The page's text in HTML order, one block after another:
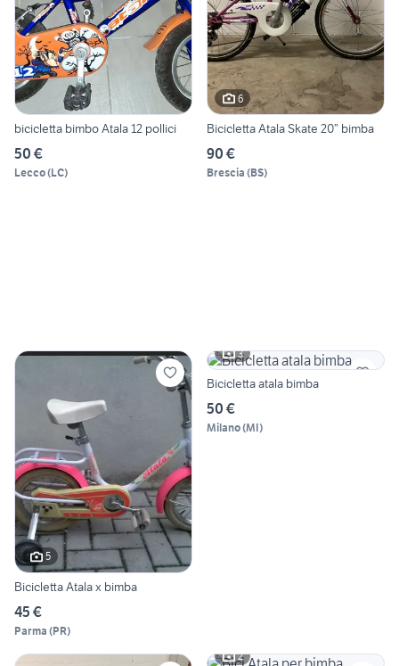
bicicletta bimbo Atala 12 pollici
50 €
Lecco(LC)
6
Bicicletta Atala Skate 20” bimba
90 €
Brescia (BS)
5
Bicicletta Atala x bimba
45 €
Parma (PR)
3
Bicicletta atala bimba
50 €
Milano(MI)
2